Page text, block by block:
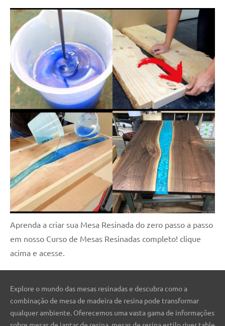
Aprenda a criar sua Mesa Resinada do zero passo a passo
em nosso Curso de Mesas Resinadas completo! clique
acima e acesse.
Explore o mundo das mesas resinadas e descubra como a
combinação de mesa de madeira de resina pode transformar
qualquer ambiente. Oferecemos uma vasta gama de informações